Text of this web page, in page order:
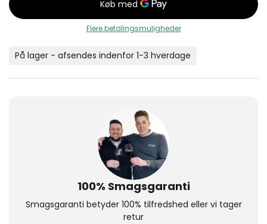
Flere betalingsmuligheder
På lager - afsendes indenfor 1-3 hverdage
100% Smagsgaranti
Smagsgaranti betyder 100% tilfredshed eller vi tager
retur